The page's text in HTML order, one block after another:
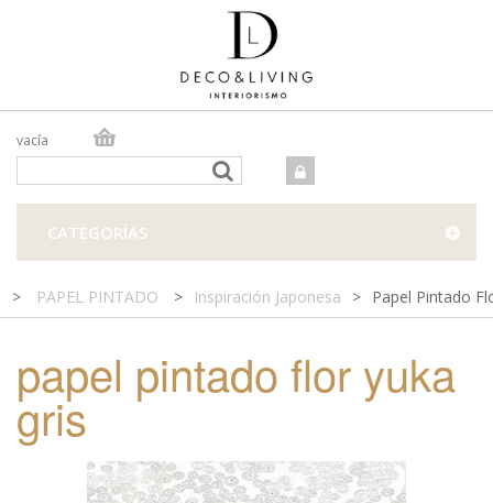
vacía
TIENDA FÍSICA
CATEGORÍAS
> PAPEL PINTADO > Inspiración Japonesa > Papel Pintado
papel pintado flor yuka
gris